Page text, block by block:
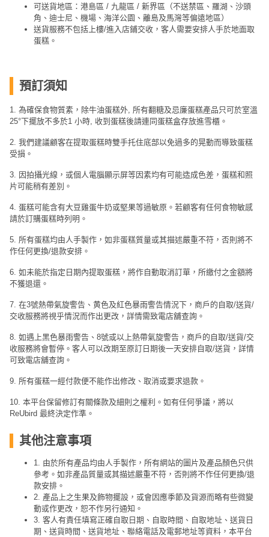
可送貨地區：港島區 / 九龍區 / 新界區（不送禁區、羅湖、沙頭
角、迪士尼、機場、海洋公園、離島及馬灣等偏遠地區）
送貨服務不包括上樓/進入店鋪交收，客人需要安排人手於地面取
蛋糕。
預訂須知
1. 為確保食物質素，除牛油蛋糕外, 所有翻糖及忌廉蛋糕產品只可於室溫
25°下擺放不多於1 小時, 收到蛋糕後請連同蛋糕盒存放進雪櫃。
2. 我們建議顧客在提取蛋糕時雙手托住底部以免過多的晃動而導致蛋糕
受損。
3. 因拍攝光線，或個人電腦顯示屏等因素均有可能造成色差，蛋糕和照
片可能稍有差別。
4. 蛋糕可能含有大豆雞蛋牛奶或堅果等過敏原。若顧客有任何食物敏感
請於訂購蛋糕時列明。
5. 所有蛋糕均由人手製作，如非蛋糕質量或其描述嚴重不符，否則將不
作任何更換/退款安排。
6. 如未能於指定日期內提取蛋糕，將作自動取消訂單，所繳付之金額將
不獲退還。
7. 在3號熱帶氣旋警告、黄色及紅色暴雨警告情況下，商戶的自取/送貨/
交收服務將視乎情況而作出更改，詳情需致電店舖查詢。
8. 如遇上黑色暴雨警告、8號或以上熱帶氣旋警告，商戶的自取/送貨/交
收服務將會暫停。客人可以改期至原訂日期後一天安排自取/送貨，詳情
可致電店舖查詢。
9. 所有蛋糕一經付款便不能作出修改、取消或要求退款。
10. 本平台保留修訂有關條款及細則之權利。如有任何爭議，將以
ReUbird 最終決定作準。
其他注意事項
1. 由於所有產品均由人手製作，所有網站的圖片及產品顏色只供
參考。如非產品質量或其描述嚴重不符，否則將不作任何更換/退
款安排。
2. 產品上之生果及飾物擺設，或會因應季節及貨源而略有些微變
動或作更改，恕不作另行通知。
3. 客人有責任填寫正確自取日期、自取時間、自取地址、送貨日
期、送貨時間、送貨地址、聯絡電話及電郵地址等資料，本平台